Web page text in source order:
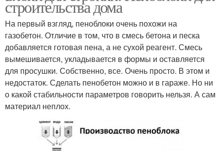
строительства дома
На первый взгляд, пеноблоки очень похожи на
газобетон. Отличие в том, что в смесь бетона и песка
добавляется готовая пена, а не сухой реагент. Смесь
вымешивается, укладывается в формы и оставляется
для просушки. Собственно, все. Очень просто. В этом и
недостаток. Сделать пенобетон можно и в гараже. Но ни
о какой стабильности параметров говорить нельзя. А сам
материал неплох.